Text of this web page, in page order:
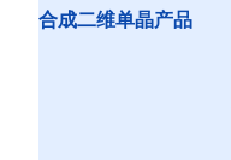
合成二维单晶产品